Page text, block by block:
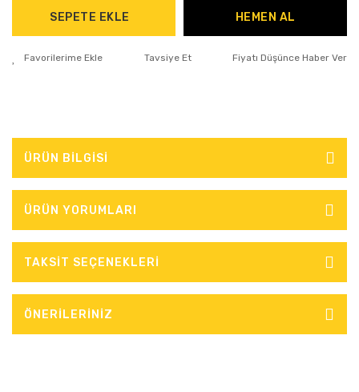
SEPETE EKLE HEMEN AL
Tavsiye Et Fiyatı Düşünce Haber Ver
ÜRÜN BİLGİSİ
ÜRÜN YORUMLARI
TAKSİT SEÇENEKLERİ
ÖNERİLERİNİZ